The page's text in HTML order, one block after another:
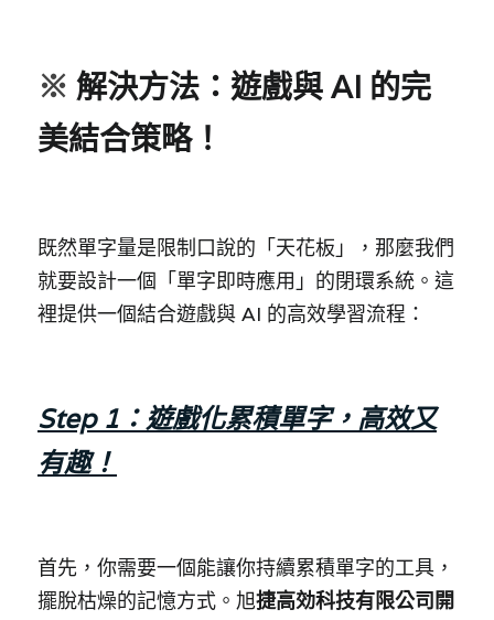
※ 解決方法：遊戲與 AI 的完
美結合策略！
既然單字量是限制口說的「天花板」，那麼我們
就要設計一個「單字即時應用」的閉環系統。這
裡提供一個結合遊戲與 AI 的高效學習流程：
Step 1：遊戲化累積單字，高效又
有趣！
首先，你需要一個能讓你持續累積單字的工具，
擺脫枯燥的記憶方式。旭捷高効科技有限公司開